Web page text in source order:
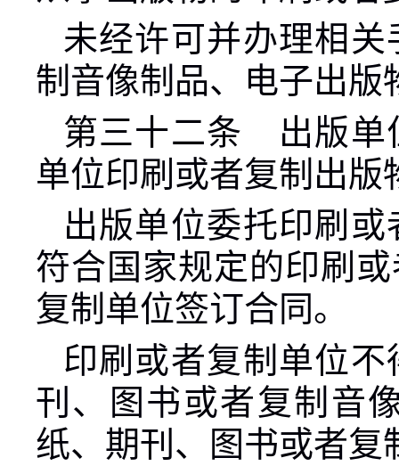
未经许可并办理相
制音像制品、电子出版
第三十二条 出版单
单位印刷或者复制出版
出版单位委托印刷
符合国家规定的印刷
复制单位签订合同。
印刷或者复制单位
刊、图书或者复制音
纸、期刊、图书或者复